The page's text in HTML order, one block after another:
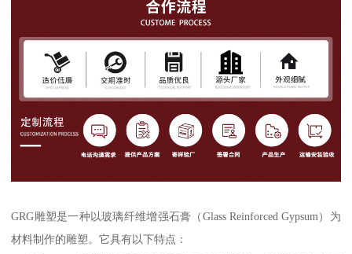
GRG雕塑是一种以玻璃纤维增强石膏（Glass Reinforced Gypsum）为
材料制作的雕塑。它具有以下特点：